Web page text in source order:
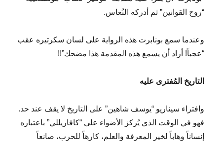
“روح القوانين” ثم أدركه النُعاس.
وعندما سمع بونابرت هذه الرواية على لسان سكرتيره عقب
“عجباً! أراد أن يسمع هذه المقدمة هذا مضحك”!!
التاريخ المُفترى عليه
وافتراء سيناريو “يوسف شاهين” على التاريخ لا يقف عند حد.
فهو في الوقت الذي يُركز الأضواء على “كافاريللي” باعتباره
إنساناً وهاباً لخير المعرفة والعلم، كارهاً للحرب، صانعاً